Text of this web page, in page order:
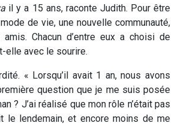
il y a 15 ans, raconte Judith. Pour être
de vie, une nouvelle communauté,
Chacun d’entre eux a choisi de
elle avec le sourire.
« Lorsqu’il avait 1 an, nous avons
question que je me suis posée
? J’ai réalisé que mon rôle n’était pas
le lendemain, et encore moins de me